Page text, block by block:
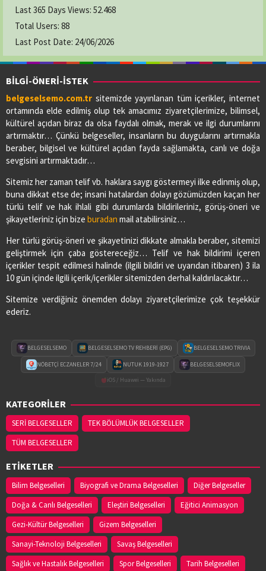
Last 365 Days Views: 52.468
Total Users: 88
Last Post Date: 24/06/2026
BİLGİ-ÖNERİ-İSTEK
belgeselsemo.com.tr sitemizde yayınlanan tüm içerikler, internet
ortamında elde edilmiş olup tek amacımız ziyaretçilerimize, bilimsel,
kültürel açıdan biraz da olsa faydalı olmak, merak ve ilgi durumlarını
artırmaktır… Çünkü belgeseller, insanların bu duygularını artırmakla
beraber, bilgisel ve kültürel açıdan fayda sağlamakta, canlı ve doğa
sevgisini artırmaktadır…
Sitemiz her zaman telif vb. haklara saygı göstermeyi ilke edinmiş olup,
buna dikkat etse de; insani hatalardan dolayı gözümüzden kaçan her
türlü telif ve hak ihlali gibi durumlarda bildirileriniz, görüş-öneri ve
şikayetleriniz için bize buradan mail atabilirsiniz…
Her türlü görüş-öneri ve şikayetinizi dikkate almakla beraber, sitemizi
geliştirmek için çaba göstereceğiz… Telif ve hak bildirimi içeren
içerikler tespit edilmesi halinde (ilgili bildiri ve uyarıdan itibaren) 3 ila
10 gün içinde ilgili içerik/içerikler sitemizden derhal kaldırılacaktır…
Sitemize verdiğiniz önemden dolayı ziyaretçilerimize çok teşekkür
ederiz.
BELGESELSEMO BELGESELSEMO TV REHBERİ (EPG) BELGESELSEMO TRIVIA
NÖBETÇİ ECZANELER 7/24 NUTUK 1919-1927
BELGESELSEMOFLIX
iOS / Huawei — Yakında
KATEGORİLER
SERİ BELGESELLER
TEK BÖLÜMLÜK BELGESELLER
TÜM BELGESELLER
ETİKETLER
Bilim Belgeselleri Biyografi ve Drama Belgeselleri
Diğer Belgeseller
Doğa & Canlı Belgeselleri
Eleştiri Belgeselleri
Eğitici Animasyon
Gezi-Kültür Belgeselleri
Gizem Belgeselleri
Sanayi-Teknoloji Belgeselleri
Savaş Belgeselleri
Sağlık ve Hastalık Belgeselleri
Spor Belgeselleri Tarih Belgeselleri